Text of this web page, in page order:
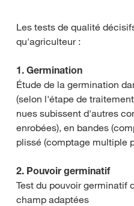
Les tests de qualité
qu'agriculteur :
1. Germination
Étude de la germination
(selon l'étape de
nues subissent d'autres
enrobées), en bandes
plissé (comptage multiple
2. Pouvoir germinatif
Test du pouvoir germinatif
champ adaptées